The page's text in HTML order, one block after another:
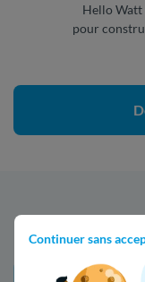
Continuer sans
Hello Watt
pour